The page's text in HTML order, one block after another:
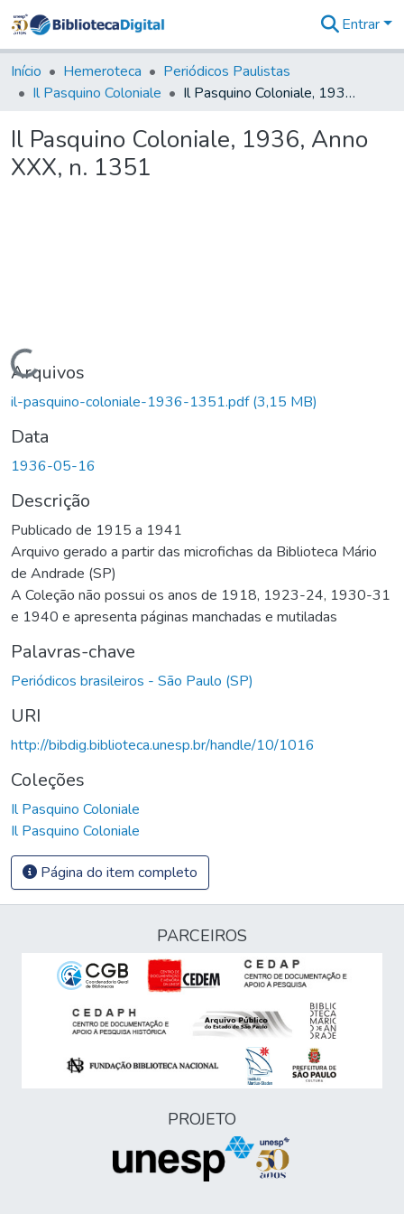
&
Coleções
Tudo na
Digital
Entrar
Início Hemeroteca
Periódicos Paulistas
Il Pasquino Coloniale
Il Pasquino Coloniale, 1936, Anno XXX, n. 1351
Il Pasquino Coloniale, 1936, Anno
XXX, n. 1351
Carregando...
Arquivos
il-pasquino-coloniale-1936-1351.pdf(3,15 MB)
Data
1936-05-16
Descrição
Publicado de 1915 a 1941
Arquivo gerado a partir das microfichas da Biblioteca Mário
de Andrade (SP)
A Coleção não possui os anos de 1918, 1923-24, 1930-31
e 1940 e apresenta páginas manchadas e mutiladas
Palavras-chave
Periódicos brasileiros - São Paulo (SP)
URI
http://bibdig.biblioteca.unesp.br/handle/10/1016
Coleções
Il Pasquino Coloniale
Il Pasquino Coloniale
Página do item completo
PARCEIROS
PROJETO